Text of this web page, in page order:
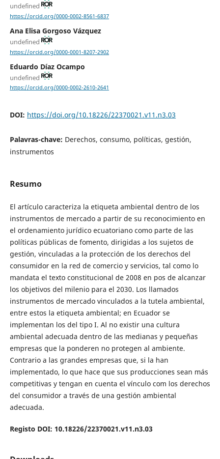
undefined
https://orcid.org/0000-0002-8561-6837
Ana Elisa Gorgoso Vázquez
undefined
https://orcid.org/0000-0001-8207-2902
Eduardo Díaz Ocampo
undefined
https://orcid.org/0000-0002-2610-2641
DOI: https://doi.org/10.18226/22370021.v11.n3.03
Palavras-chave: Derechos, consumo, políticas, gestión,
instrumentos
Resumo
El artículo caracteriza la etiqueta ambiental dentro de los
instrumentos de mercado a partir de su reconocimiento en
el ordenamiento jurídico ecuatoriano como parte de las
políticas públicas de fomento, dirigidas a los sujetos de
gestión, vinculadas a la protección de los derechos del
consumidor en la red de comercio y servicios, tal como lo
mandata el texto constitucional de 2008 en pos de alcanzar
los objetivos del milenio para el 2030. Los llamados
instrumentos de mercado vinculados a la tutela ambiental,
entre estos la etiqueta ambiental; en Ecuador se
implementan los del tipo I. Al no existir una cultura
ambiental adecuada dentro de las medianas y pequeñas
empresas que la ponderen no protegen al ambiente.
Contrario a las grandes empresas que, si la han
implementado, lo que hace que sus producciones sean más
competitivas y tengan en cuenta el vínculo com los derechos
del consumidor a través de una gestión ambiental
adecuada.
Registo DOI: 10.18226/22370021.v11.n3.03